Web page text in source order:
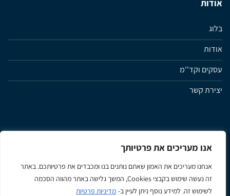
אנו מעריכים את פרטיותך
אנחנו מעריכים את האמון שאתם נותנים בנו ומכבדים את פרטיותכם. באתר
זה נעשה שימוש בקבצי Cookies, המשך גלישה באתר מהווה הסכמה
לשימוש זה. למידע נוסף ניתן לעיין ב- מדיניות פרטיות
אודות
בלוג
אודות
עסקים וקד''מ
יצירת קשר
מדיניות פרטיות תנאי שימוש ותקנון האתר
Visa
MasterCard
Google
Apple